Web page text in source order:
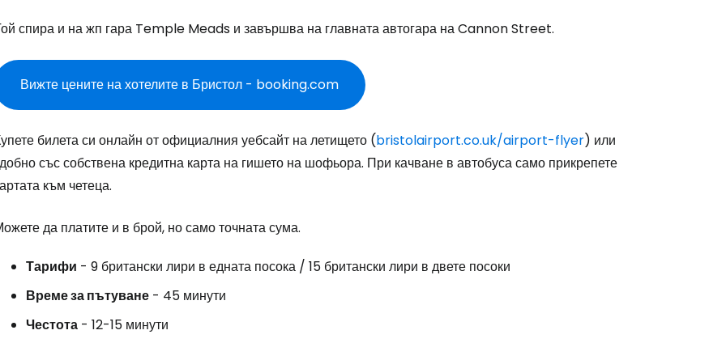
спира и на жп гара Temple Meads и завършва на главната автогара на Cannon Street.
Вижте цените на хотелите в Бристол - booking.com
билета си онлайн от официалния уебсайт на летището (bristolairport.co.uk/airport-flyer) или
със собствена кредитна карта на гишето на шофьора. При качване в автобуса само прикрепете
към четеца.
да платите и в брой, но само точната сума.
Тарифи - 9 британски лири в едната посока / 15 британски лири в двете посоки
Време за пътуване - 45 минути
Честота - 12-15 минути
Влезте в Cestee